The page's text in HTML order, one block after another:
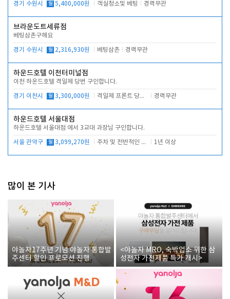
경기 수원시 월 5,400,000원 객실청소및 베팅 경력무관
브라운도트세류점
베팅삼촌구해요
경기 수원시 월 2,316,930원 베팅삼촌 경력무관
하운드호텔 이천터미널점
이천 하운드호텔 격일제 당번 구인합니다.
경기 이천시 월 3,300,000원 격일제 프론트 당번 업무로 주차 및 객실 점검 경력무관
하운드호텔 서울대점
하운드호텔 서울대점 에서 3교대 과장님 구인합니다.
서울 관악구 월 3,099,270원 주차 및 전반적인 당번업무 1년 이상
많이 본 기사
야놀자17주년 기념 야놀자 통합발
주센터 할인 프로모션 진행
<야놀자 MRO, 숙박업소 위한 삼
성전자 가전제품 특가 개시>